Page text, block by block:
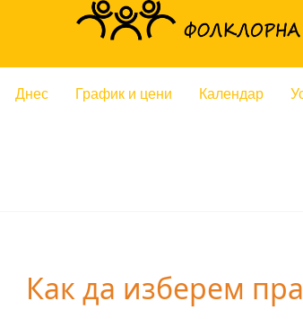
Днес График и цени Календар
Как да изберем